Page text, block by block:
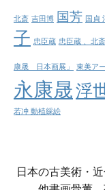
北斎 吉田博 国芳 国貞
子 忠臣蔵 忠臣蔵 、北斎
康晟 日本画展」 東美ア
永康晟浮
若冲 動植綵絵
日本の古美術・